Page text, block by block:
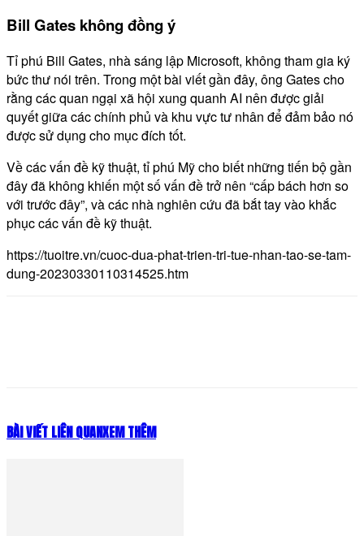
Bill Gates không đồng ý
Tỉ phú Bill Gates, nhà sáng lập Microsoft, không tham gia ký
bức thư nói trên. Trong một bài viết gần đây, ông Gates cho
rằng các quan ngại xã hội xung quanh AI nên được giải
quyết giữa các chính phủ và khu vực tư nhân để đảm bảo nó
được sử dụng cho mục đích tốt.
Về các vấn đề kỹ thuật, tỉ phú Mỹ cho biết những tiến bộ gần
đây đã không khiến một số vấn đề trở nên “cấp bách hơn so
với trước đây”, và các nhà nghiên cứu đã bắt tay vào khắc
phục các vấn đề kỹ thuật.
https://tuoitre.vn/cuoc-dua-phat-trien-tri-tue-nhan-tao-se-tam-
dung-20230330110314525.htm
BÀI VIẾT LIÊN QUANXEM THÊM